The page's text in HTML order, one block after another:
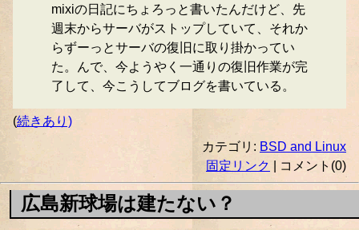
mixiの日記にちょろっと書いたんだけど、先
週末からサーバがストップしていて、それか
らずーっとサーバの復旧に取り掛かってい
た。んで、今ようやく一通りの復旧作業が完
了して、今こうしてブログを書いている。
(続きあり)
カテゴリ: BSD and Linux
固定リンク
| コメント(0)
広島新球場は建たない？